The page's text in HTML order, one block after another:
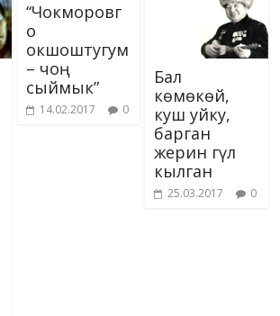
“Чокморовг
о
окшоштугум
– чоң
сыймык”
14.02.2017 0
Бал
көмөкөй,
куш уйку,
барган
жерин гүл
кылган
25.03.2017 0